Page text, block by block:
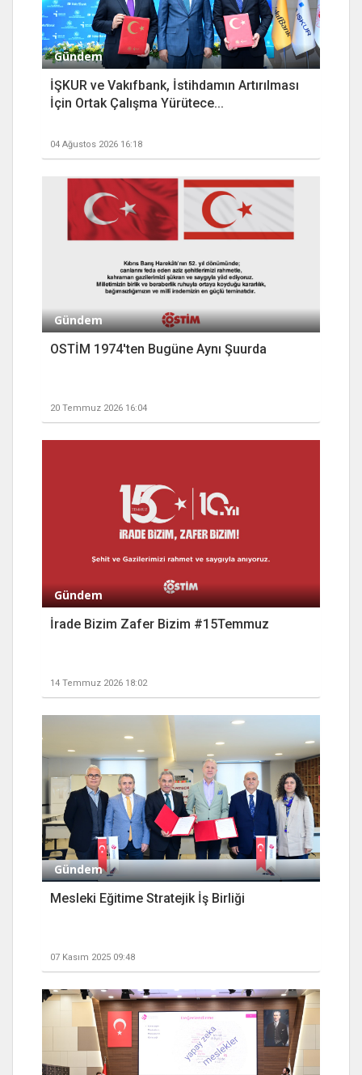
Gündem
İŞKUR ve Vakıfbank, İstihdamın Artırılması
İçin Ortak Çalışma Yürütece...
04 Ağustos 2026 16:18
Gündem
OSTİM 1974'ten Bugüne Aynı Şuurda
20 Temmuz 2026 16:04
Gündem
İrade Bizim Zafer Bizim #15Temmuz
14 Temmuz 2026 18:02
Gündem
Mesleki Eğitime Stratejik İş Birliği
07 Kasım 2025 09:48